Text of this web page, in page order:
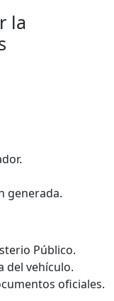
la
generada.
Público.
del vehículo.
oficiales.